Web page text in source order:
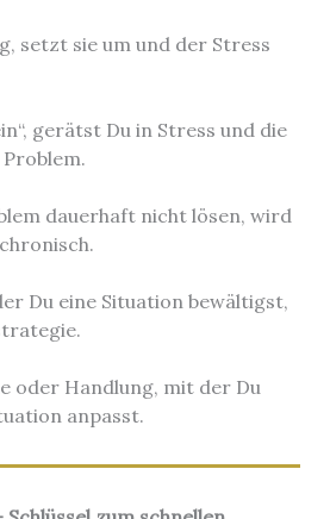
setzt sie um und der Stress
gerätst Du in Stress und die
dauerhaft nicht lösen, wird
Du eine Situation bewältigst,
oder Handlung, mit der Du
anpasst.